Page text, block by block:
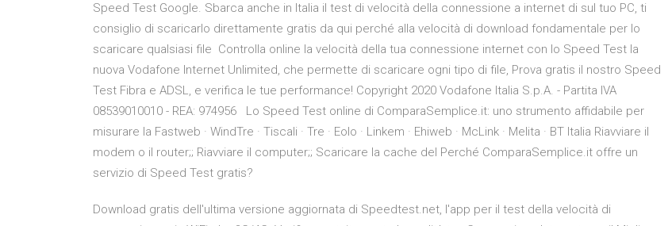
Speed Test Google. Sbarca anche in Italia il test di velocità della connessione a internet di sul tuo PC, ti
consiglio di scaricarlo direttamente gratis da qui perché alla velocità di download fondamentale per lo
scaricare qualsiasi file Controlla online la velocità della tua connessione internet con lo Speed Test la
nuova Vodafone Internet Unlimited, che permette di scaricare ogni tipo di file, Prova gratis il nostro Speed
Test Fibra e ADSL, e verifica le tue performance! Copyright 2020 Vodafone Italia S.p.A. - Partita IVA
08539010010 - REA: 974956 Lo Speed Test online di ComparaSemplice.it: uno strumento affidabile per
misurare la Fastweb · WindTre · Tiscali · Tre · Eolo · Linkem · Ehiweb · McLink · Melita · BT Italia Riavviare il
modem o il router;; Riavviare il computer;; Scaricare la cache del Perché ComparaSemplice.it offre un
servizio di Speed Test gratis?
Download gratis dell'ultima versione aggiornata di Speedtest.net, l'app per il test della velocità di